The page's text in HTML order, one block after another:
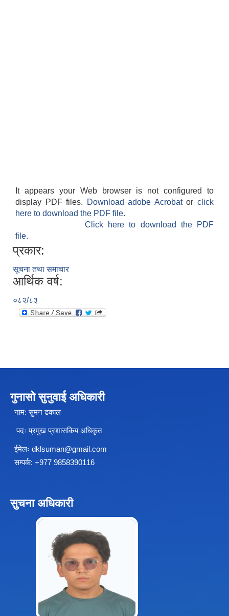
It appears your Web browser is not configured to
display PDF files.
Download adobe Acrobatorclick
here to download the PDF file.
Click here to download the PDF
file.
प्रकार:
सूचना तथा समाचार
आर्थिक वर्ष:
०८२/८३
गुनासो सुनुवाई अधिकारी
नाम: सुमन ढकाल
पदः प्रमुख प्रशासकिय अधिकृत
ईमेलः dklsuman@gmail.com
सम्पर्क: +977 9858390116
सुचना अधिकारी